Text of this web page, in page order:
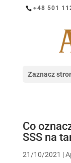
+48 501
Zaznacz
Co
SSS na
21/10/2021 |